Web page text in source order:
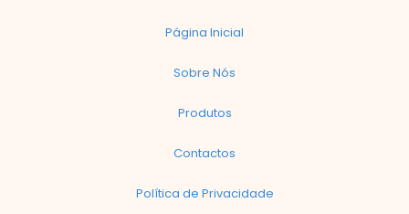
Página Inicial
Sobre Nós
Produtos
Contactos
Política de Privacidade